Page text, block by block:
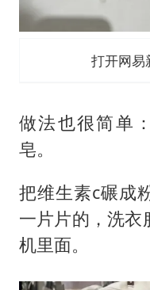
打开网易
做法也很简单
皂。
把维生素c碾成
一片片的，洗衣
机里面。